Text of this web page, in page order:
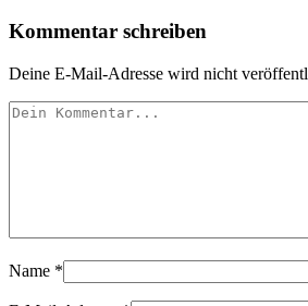
Kommentar schreiben
Deine E-Mail-Adresse wird nicht
Name *